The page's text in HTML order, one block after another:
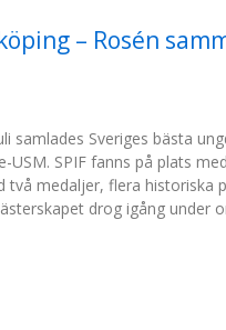
– Rosén
samlades Sveriges bästa
USM. SPIF fanns på plats
två medaljer, flera historiska
drog igång under